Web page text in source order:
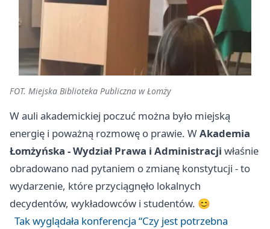
FOT. Miejska Biblioteka Publiczna w Łomży
W auli akademickiej poczuć można było miejską
energię i poważną rozmowę o prawie. WAkademia
Łomżyńska - Wydział Prawa i Administracji właśnie
obradowano nad pytaniem o zmianę konstytucji - to
wydarzenie, które przyciągnęło lokalnych
decydentów, wykładowców i studentów. 😊
Tak wyglądała konferencja “Czy jest potrzebna